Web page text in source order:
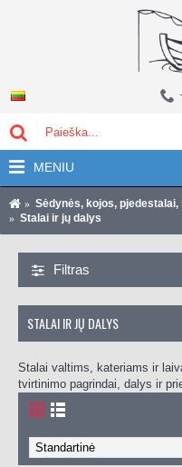
MENIU
Sėdynės, kojos,
Stalai ir jų dalys
Filtras
STALAI IR JŲ DALYS
Stalai valtims, kateriams ir
tvirtinimo pagrindai, dalys ir